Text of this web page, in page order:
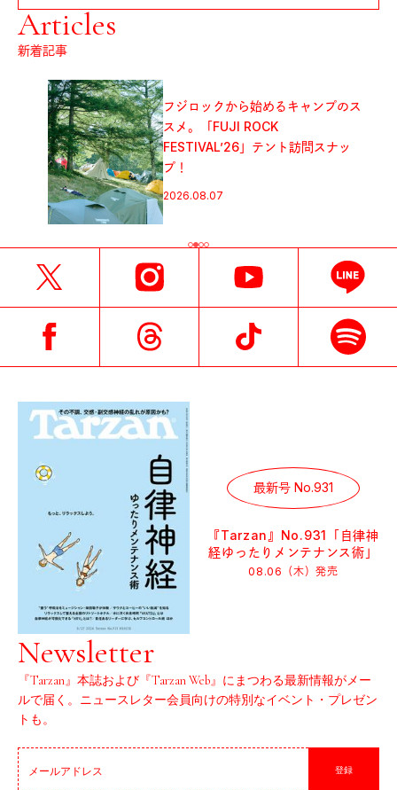
Articles
新着記事
フジロックから始めるキャンプのス
スメ。「FUJI ROCK
FESTIVAL’26」テント訪問スナッ
プ！
2026.08.07
最新号 No.931
『Tarzan』No.931「自律神
経ゆったりメンテナンス術」
08.06（木）発売
Newsletter
『Tarzan』本誌および『Tarzan Web』にまつわる最新情報がメー
ルで届く。ニュースレター会員向けの特別なイベント・プレゼン
トも。
登録